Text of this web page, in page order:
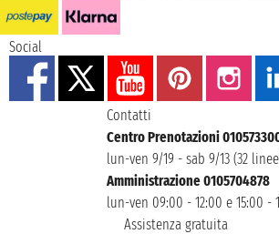
Social
Contatti
Centro Prenotazioni
lun-ven 9/19 - sab 9/13 (32
Amministrazione 0105704878
lun-ven 09:00 - 12:00 e 15:00 -
Assistenza gratuita